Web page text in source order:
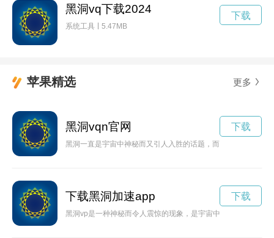
黑洞vq下载2024
系统工具 5.47MB
下载
苹果精选 更多
黑洞vqn官网
黑洞一直是宇宙中神秘而又引人入胜的话题，而VQ技术的发展
下载
下载黑洞加速app
黑洞vp是一种神秘而令人震惊的现象，是宇宙中的巨大黑洞释
下载